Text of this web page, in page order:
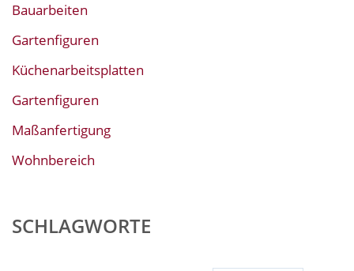
Bauarbeiten
Gartenfiguren
Küchenarbeitsplatten
Gartenfiguren
Maßanfertigung
Wohnbereich
SCHLAGWORTE